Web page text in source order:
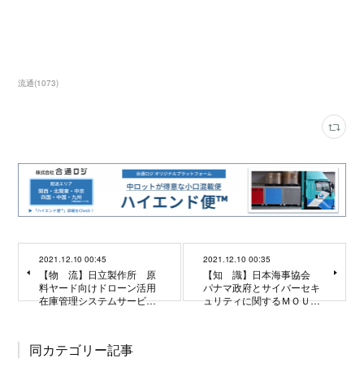
流通(1073)
2021.12.10 00:45
【物 流】日立製作所 原
料ヤード向けドローン活用
在庫管理システムサービ…
2021.12.10 00:35
【知 識】日本海事協会
パナマ政府とサイバーセキ
ュリティに関するＭＯＵ…
同カテゴリー記事